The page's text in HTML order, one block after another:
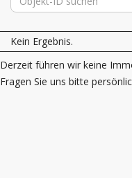
Kein Ergebnis.
Derzeit führen wir keine
Fragen Sie uns bitte